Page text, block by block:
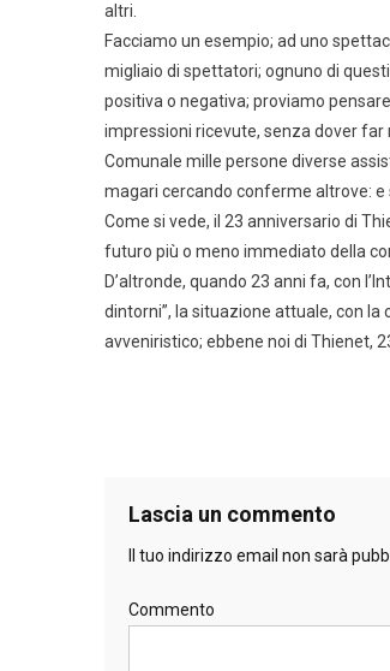
altri.
Facciamo un esempio; ad uno
migliaio di spettatori; ognuno di
positiva o negativa; proviamo
impressioni ricevute, senza dover
Comunale mille persone diverse
magari cercando conferme altrove:
Come si vede, il 23 anniversario di
futuro più o meno immediato della
D’altronde, quando 23 anni fa, con
dintorni”, la situazione attuale, con
avveniristico; ebbene noi di Thienet,
Lascia un commento
Il tuo indirizzo email non sarà
Commento